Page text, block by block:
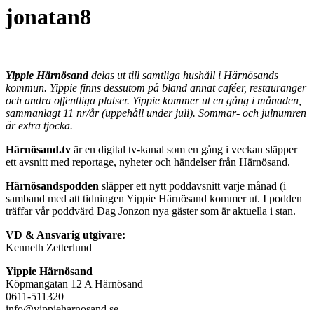
jonatan8
Yippie Härnösanddelas ut till samtliga hushåll i Härnösands
kommun. Yippie finns dessutom på bland annat caféer, restauranger
och andra offentliga platser. Yippie kommer ut en gång i månaden,
sammanlagt 11 nr/år (uppehåll under juli). Sommar- och julnumren
är extra tjocka.
Härnösand.tv är en digital tv-kanal som en gång i veckan släpper
ett avsnitt med reportage, nyheter och händelser från Härnösand.
Härnösandspodden släpper ett nytt poddavsnitt varje månad (i
samband med att tidningen Yippie Härnösand kommer ut. I podden
träffar vår poddvärd Dag Jonzon nya gäster som är aktuella i stan.
VD & Ansvarig utgivare:
Kenneth Zetterlund
Yippie Härnösand
Köpmangatan 12 A Härnösand
0611-511320